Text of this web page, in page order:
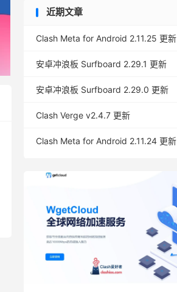
近期文章
Clash Meta for Android 2.11.25 更新
安卓冲浪板 Surfboard 2.29.1 更新
安卓冲浪板 Surfboard 2.29.0 更新
Clash Verge v2.4.7 更新
Clash Meta for Android 2.11.24 更新